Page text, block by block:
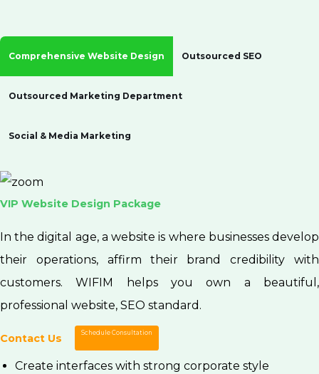
Comprehensive Website Design Outsourced SEO
Outsourced Marketing Department
Social & Media Marketing
VIP Website Design Package
In the digital age, a website is where businesses develop
their operations, affirm their brand credibility with
customers. WIFIM helps you own a beautiful,
professional website, SEO standard.
Contact Us Schedule Consultation
Create interfaces with strong corporate style